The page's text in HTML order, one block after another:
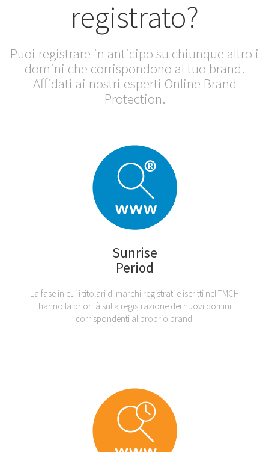
registrato?
Puoi registrare in anticipo su chiunque altro i
domini che corrispondono al tuo brand.
Affidati ai nostri esperti Online Brand
Protection.
Sunrise
Period
La fase in cui i titolari di marchi registrati e iscritti nel TMCH
hanno la priorità sulla registrazione dei nuovi domini
corrispondenti al proprio brand.